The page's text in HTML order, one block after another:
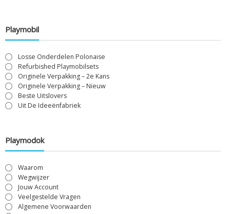
Playmobil
Losse Onderdelen Polonaise
Refurbished Playmobilsets
Originele Verpakking – 2e Kans
Originele Verpakking – Nieuw
Beste Uitslovers
Uit De Ideeënfabriek
Playmodok
Waarom
Wegwijzer
Jouw Account
Veelgestelde Vragen
Algemene Voorwaarden